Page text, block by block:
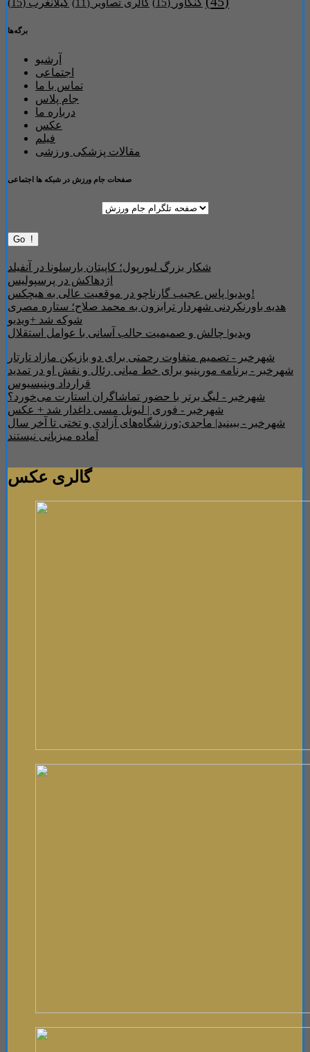
گالری تصاویر (11)
برگه‌ها
آرشیو
اجتماعی
تماس با ما
جام پلاس
درباره ما
عکس
فیلم
مقالات پزشکی ورزشی
صفحات جام ورزش در شبکه ها اجتماعی
شکار بزرگ لیورپول؛ کاپیتان بارسلونا در آنفیلد
اژدهاکش در پرسپولیس
ویدیو| پاس عجیب گارناچو در موقعیت عالی به هیچکس!
هدیه باورنکردنی شهردار ترابزون به محمد صلاح؛ ستاره مصری
شوکه شد +ویدیو
ویدیو| چالش و صمیمیت جالب آسانی با عوامل استقلال
شهرخبر - تصمیم متفاوت رحمتی برای دو بازیکن مازاد تارتار
شهرخبر - برنامه مورینیو برای خط میانی رئال و نقش او در تمدید
قرارداد وینیسیوس
شهرخبر - لیگ برتر با حضور تماشاگران استارت می‌خورد؟
شهرخبر - فوری | لیونل مسی داغدار شد + عکس
شهرخبر - ببینید| ماجدی:ورزشگاه‌های آزادی و تختی تا آخر سال
آماده میزبانی نیستند
گالری عکس